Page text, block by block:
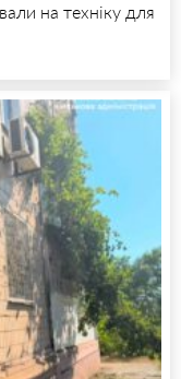
на техніку для